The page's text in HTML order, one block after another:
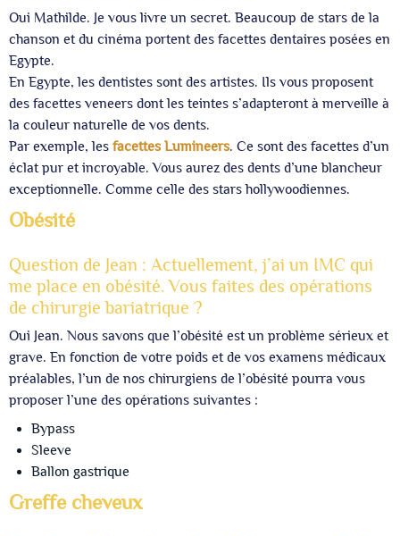
Oui Mathilde. Je vous livre un secret. Beaucoup de stars de la
chanson et du cinéma portent des facettes dentaires posées en
Egypte.
En Egypte, les dentistes sont des artistes. Ils vous proposent
des facettes veneers dont les teintes s’adapteront à merveille à
la couleur naturelle de vos dents.
Par exemple, les facettes Lumineers. Ce sont des facettes d’un
éclat pur et incroyable. Vous aurez des dents d’une blancheur
exceptionnelle. Comme celle des stars hollywoodiennes.
Obésité
Question de Jean : Actuellement, j’ai un IMC qui
me place en obésité. Vous faites des opérations
de chirurgie bariatrique ?
Oui Jean. Nous savons que l’obésité est un problème sérieux et
grave. En fonction de votre poids et de vos examens médicaux
préalables, l’un de nos chirurgiens de l’obésité pourra vous
proposer l’une des opérations suivantes :
Bypass
Sleeve
Ballon gastrique
Greffe cheveux